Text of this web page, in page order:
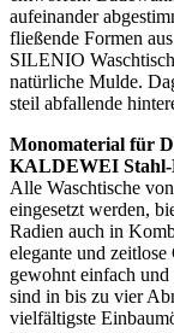
aufeinander
fließende Formen
SILENIO
natürliche Mulde.
steil abfallende
Monomaterial für
KALDEWEI Stahl-
Alle Waschtische
eingesetzt werden,
Radien auch in
elegante und
gewohnt einfach
sind in bis zu vier
vielfältigste